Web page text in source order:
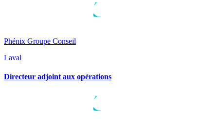
Phénix Groupe Conseil
Laval
Directeur adjoint aux opérations